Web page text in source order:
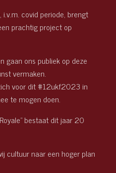
covid periode, brengt
prachtig project op
gaan ons publiek op deze
vermaken.
voor dit #12ukf2023 in
te mogen doen.
bestaat dit jaar 20
cultuur naar een hoger plan